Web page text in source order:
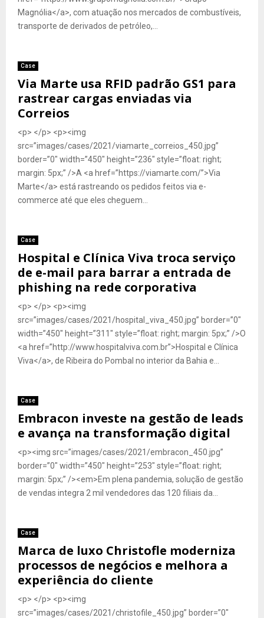
Magnólia</a>, com atuação nos mercados de combustíveis,
transporte de derivados de petróleo,...
Case
Via Marte usa RFID padrão GS1 para
rastrear cargas enviadas via
Correios
<p> </p> <p><img
src=”images/cases/2021/viamarte_correios_450.jpg”
border=”0″ width=”450″ height=”236″ style=”float: right;
margin: 5px;” />A <a href=”https://viamarte.com/”>Via
Marte</a> está rastreando os pedidos feitos via e-
commerce até que eles cheguem...
Case
Hospital e Clínica Viva troca serviço
de e-mail para barrar a entrada de
phishing na rede corporativa
<p> </p> <p><img
src=”images/cases/2021/hospital_viva_450.jpg” border=”0″
width=”450″ height=”311″ style=”float: right; margin: 5px;” />O
<a href=”http://www.hospitalviva.com.br”>Hospital e Clínica
Viva</a>, de Ribeira do Pombal no interior da Bahia e...
Case
Embracon investe na gestão de leads
e avança na transformação digital
<p><img src=”images/cases/2021/embracon_450.jpg”
border=”0″ width=”450″ height=”253″ style=”float: right;
margin: 5px;” /><em>Em plena pandemia, solução de gestão
de vendas integra 2 mil vendedores das 120 filiais da...
Case
Marca de luxo Christofle moderniza
processos de negócios e melhora a
experiência do cliente
<p> </p> <p><img
src=”images/cases/2021/christofile_450.jpg” border=”0″